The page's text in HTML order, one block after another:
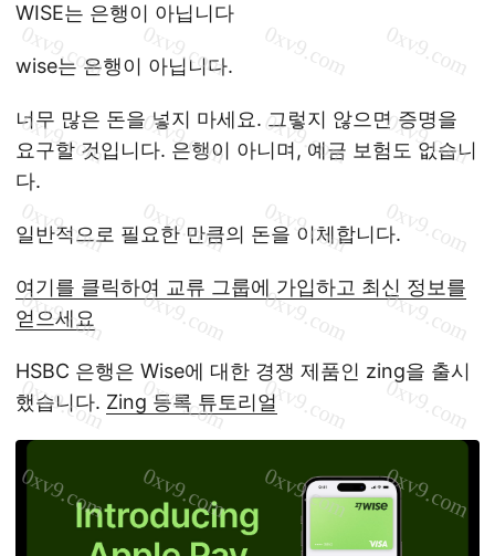
WISE는 은행이 아닙니다
wise는 은행이 아닙니다.
너무 많은 돈을 넣지 마세요. 그렇지 않으면 증명을
요구할 것입니다. 은행이 아니며, 예금 보험도 없습니
다.
일반적으로 필요한 만큼의 돈을 이체합니다.
여기를 클릭하여 교류 그룹에 가입하고 최신 정보를
얻으세요
HSBC 은행은 Wise에 대한 경쟁 제품인 zing을 출시
했습니다. Zing 등록 튜토리얼